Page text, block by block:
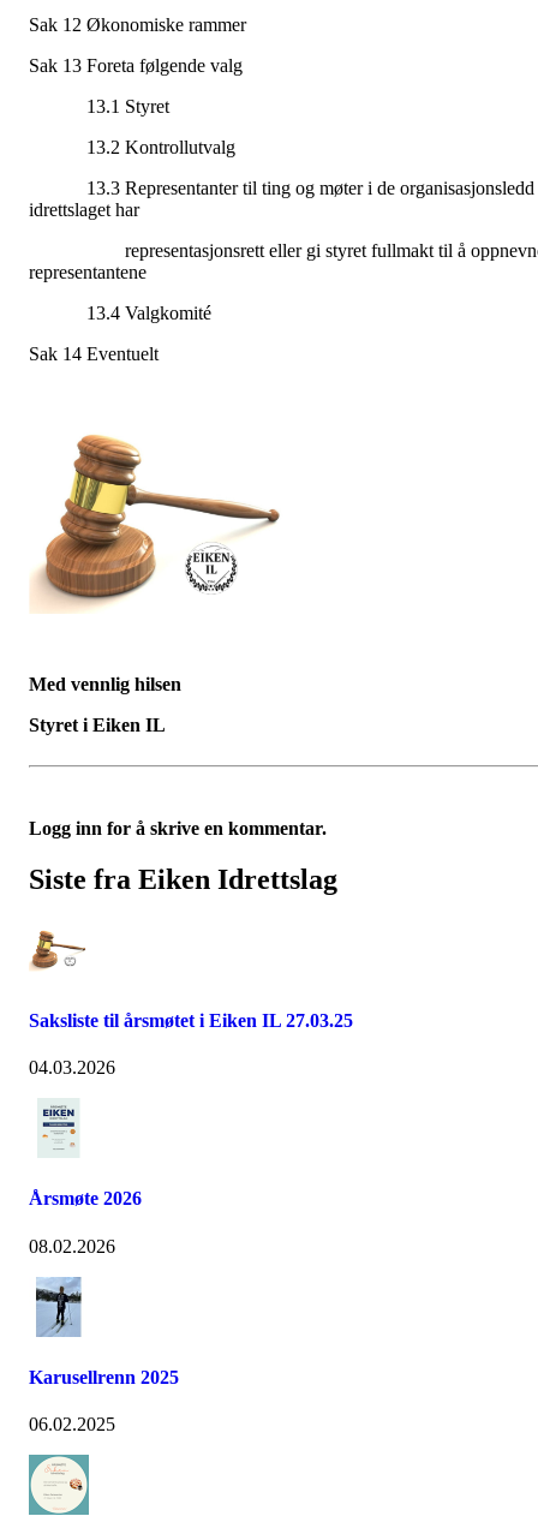
Sak 12 Økonomiske rammer
Sak 13 Foreta følgende valg
13.1 Styret
13.2 Kontrollutvalg
13.3 Representanter til ting og møter i de organisasjonsledd
idrettslaget har
representasjonsrett eller gi styret fullmakt til å
representantene
13.4 Valgkomité
Sak 14 Eventuelt
Med vennlig hilsen
Styret i Eiken IL
Logg inn for å skrive en kommentar.
Siste fra Eiken Idrettslag
Saksliste til årsmøtet i Eiken IL 27.03.25
04.03.2026
Årsmøte 2026
08.02.2026
Karusellrenn 2025
06.02.2025